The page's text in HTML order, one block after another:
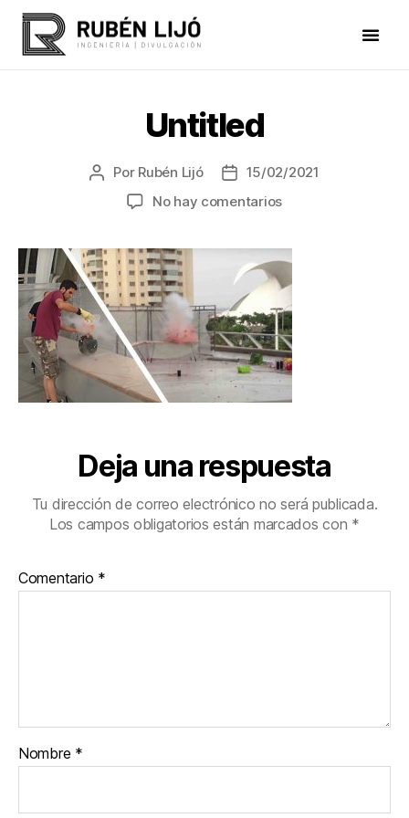
Untitled
Por Rubén Lijó
15/02/2021
No hay comentarios
Deja una respuesta
Tu dirección de correo electrónico no será publicada.
Los campos obligatorios están marcados con *
Comentario *
Nombre *